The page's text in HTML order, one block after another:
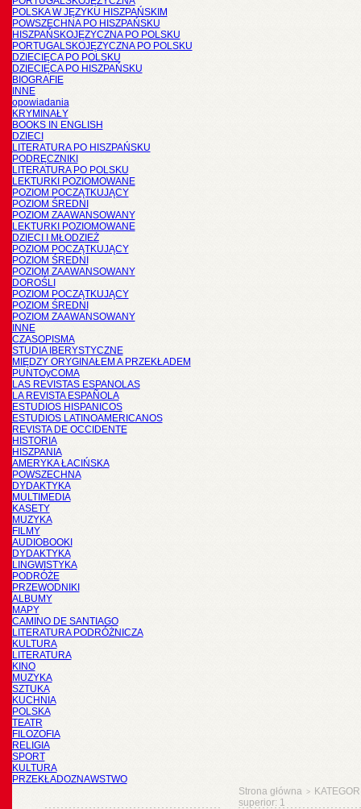
POLSKA W JĘZYKU HISZPAŃSKIM
POWSZECHNA PO HISZPAŃSKU
HISZPAŃSKOJĘZYCZNA PO POLSKU
PORTUGALSKOJĘZYCZNA PO POLSKU
DZIECIĘCA PO POLSKU
DZIECIĘCA PO HISZPAŃSKU
BIOGRAFIE
INNE
opowiadania
KRYMINAŁY
BOOKS IN ENGLISH
DZIECI
LITERATURA PO HISZPAŃSKU
PODRĘCZNIKI
LITERATURA PO POLSKU
LEKTURKI POZIOMOWANE
POZIOM POCZĄTKUJĄCY
POZIOM ŚREDNI
POZIOM ZAAWANSOWANY
LEKTURKI POZIOMOWANE
DZIECI I MŁODZIEŻ
POZIOM POCZĄTKUJĄCY
POZIOM ŚREDNI
POZIOM ZAAWANSOWANY
DOROŚLI
POZIOM POCZĄTKUJĄCY
POZIOM ŚREDNI
POZIOM ZAAWANSOWANY
INNE
CZASOPISMA
STUDIA IBERYSTYCZNE
MIĘDZY ORYGINAŁEM A PRZEKŁADEM
PUNTOyCOMA
LAS REVISTAS ESPANOLAS
LA REVISTA ESPAÑOLA
ESTUDIOS HISPANICOS
ESTUDIOS LATINOAMERICANOS
REVISTA DE OCCIDENTE
HISTORIA
HISZPANIA
AMERYKA ŁACIŃSKA
POWSZECHNA
DYDAKTYKA
MULTIMEDIA
KASETY
MUZYKA
FILMY
AUDIOBOOKI
DYDAKTYKA
LINGWISTYKA
PODRÓŻE
PRZEWODNIKI
ALBUMY
MAPY
CAMINO DE SANTIAGO
LITERATURA PODRÓŻNICZA
KULTURA
LITERATURA
KINO
MUZYKA
SZTUKA
KUCHNIA
POLSKA
TEATR
FILOZOFIA
RELIGIA
SPORT
KULTURA
PRZEKŁADOZNAWSTWO
Strona główna >
superior: 1